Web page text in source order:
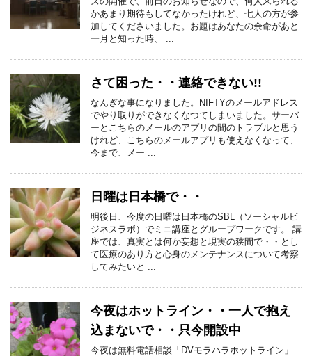
かあまり期待もしてなかったけれど、七人の方が参
加してくださいました。お題はあなたの余命があと
一月と知った時、 ...
さて困った・・連絡できない!!
なんぎな事になりました。NIFTYのメールアドレス
でやり取りができなくなつてしまいました。サーバ
ーとこちらのメールのアプリの間のトラブルと思う
けれど、こちらのメールアプリも使えなくなって、
今まで、メー ...
日曜は日本橋で・・
明後日、今度の日曜は日本橋のSBL（ソーシャルビ
ジネスラボ）でミニ講座とグループワークです。 講
座では、真実とは何か妄想と現実の狭間で・・とし
て医療のあり方と心身のメンテナンスについて考察
してみたいと ...
今夜はホットライン・・一人で抱え
込まないで・・只今開設中
今夜は無料電話相談「DVモラハラホットライン」